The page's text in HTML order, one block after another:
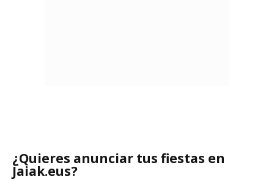
¿Quieres anunciar tus fiestas en
Jaiak.eus?